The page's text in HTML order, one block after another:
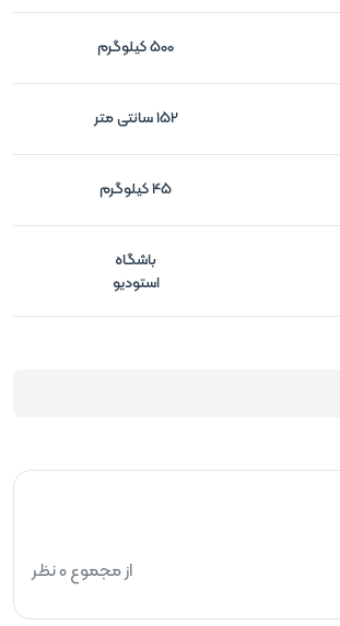
500 کیلوگرم
152 سانتی متر
45 کیلوگرم
باشگاه
استودیو
از مجموع 0 نظر